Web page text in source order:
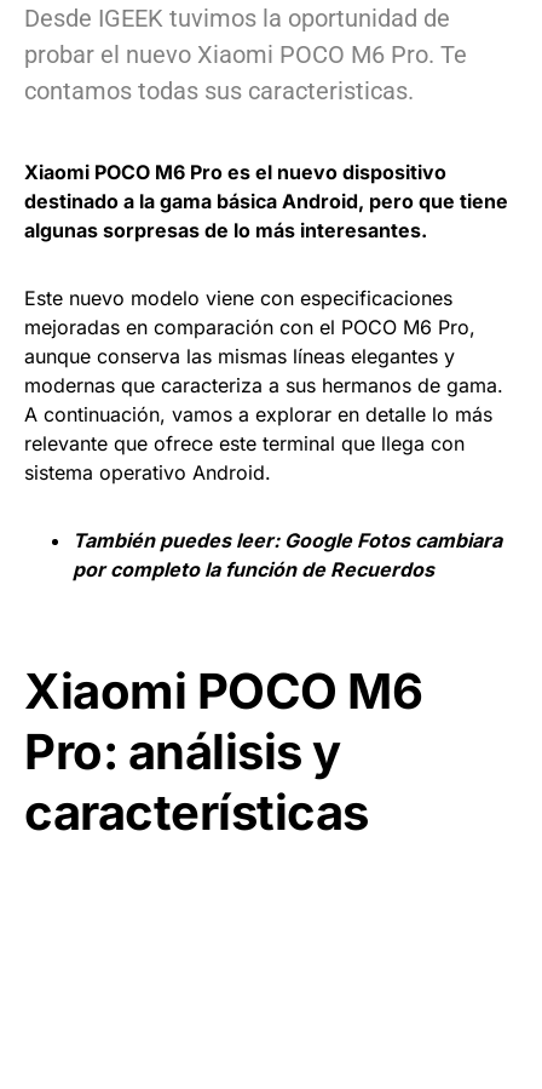
Desde IGEEK tuvimos la oportunidad de
probar el nuevo Xiaomi POCO M6 Pro. Te
contamos todas sus caracteristicas.
Xiaomi POCO M6 Pro es el nuevo dispositivo
destinado a la gama básica Android, pero que tiene
algunas sorpresas de lo más interesantes.
Este nuevo modelo viene con especificaciones
mejoradas en comparación con el POCO M6 Pro,
aunque conserva las mismas líneas elegantes y
modernas que caracteriza a sus hermanos de gama.
A continuación, vamos a explorar en detalle lo más
relevante que ofrece este terminal que llega con
sistema operativo Android.
También puedes leer: Google Fotos cambiara
por completo la función de Recuerdos
Xiaomi POCO M6
Pro: análisis y
características